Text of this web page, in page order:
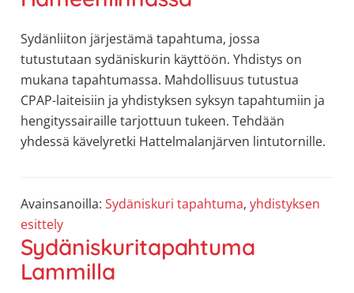
Sydänliiton järjestämä tapahtuma, jossa
tutustutaan sydäniskurin käyttöön. Yhdistys on
mukana tapahtumassa. Mahdollisuus tutustua
CPAP-laiteisiin ja yhdistyksen syksyn tapahtumiin ja
hengityssairaille tarjottuun tukeen. Tehdään
yhdessä kävelyretki Hattelmalanjärven lintutornille.
Avainsanoilla: Sydäniskuri tapahtuma, yhdistyksen
esittely
Sydäniskuritapahtuma
Lammilla